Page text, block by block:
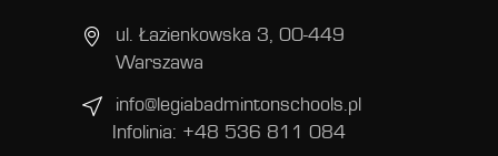
ul. Łazienkowska 3, 00-449
Warszawa
info@legiabadmintonschools.pl
Infolinia: +48 536 811 084